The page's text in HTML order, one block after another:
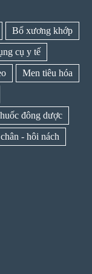
Bổ xương khớp
cụ y tế
Men tiêu hóa
đông dược
- hôi nách